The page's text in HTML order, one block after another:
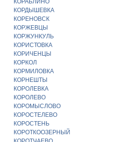
КОРАБЛИНО
КОРДЫШЕВКА
КОРЕНОВСК
КОРЖЕВЦЫ
КОРЖУНКУЛЬ
КОРИСТОВКА
КОРИЧЕНЦЫ
КОРКОЛ
КОРМИЛОВКА
КОРНЕШТЫ
КОРОЛЕВКА
КОРОЛЕВО
КОРОМЫСЛОВО
КОРОСТЕЛЕВО
КОРОСТЕНЬ
КОРОТКООЗЕРНЫЙ